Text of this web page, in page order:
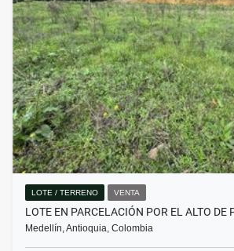
LOTE / TERRENO VENTA
LOTE EN PARCELACIÓN POR EL ALTO DE
Medellín, Antioquia, Colombia